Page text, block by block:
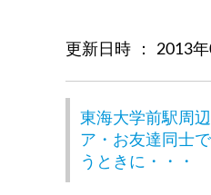
更新日時 ： 2013
東海大学前駅周
ア・お友達同士
うときに・・・